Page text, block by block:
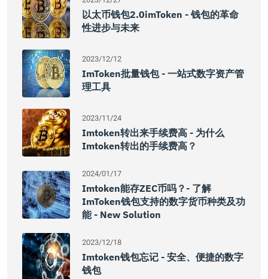
以太币钱包2.0imToken - 钱包的革命
性进步与未来
2023/12/12
ImToken批量钱包 - 一站式数字资产管
理工具
2023/11/24
Imtoken转出来手续费高 - 为什么
Imtoken转出的手续费高？
2024/01/17
Imtoken能存ZEC币吗？- 了解
ImToken钱包支持的数字货币种类及功
能 - New Solution
2023/12/18
Imtoken钱包忘记 - 安全、便捷的数字
钱包